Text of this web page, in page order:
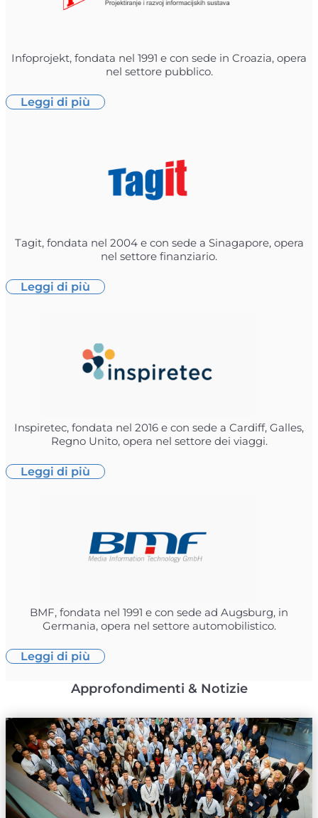
Infoprojekt, fondata nel 1991 e con sede in Croazia, opera
nel settore pubblico.
Leggi di più
Tagit, fondata nel 2004 e con sede a Sinagapore, opera
nel settore finanziario.
Leggi di più
Inspiretec, fondata nel 2016 e con sede a Cardiff, Galles,
Regno Unito, opera nel settore dei viaggi.
Leggi di più
BMF, fondata nel 1991 e con sede ad Augsburg, in
Germania, opera nel settore automobilistico.
Leggi di più
Approfondimenti & Notizie